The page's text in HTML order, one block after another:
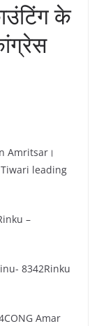
के
Amritsar।
leading
–
8342Rinku
Amar